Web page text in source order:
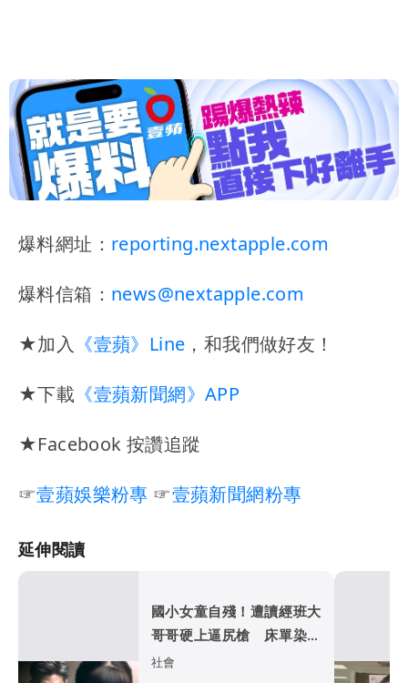
爆料網址： reporting.nextapple.com
爆料信箱： news@nextapple.com
★加入 《壹蘋》Line ，和我們做好友！
★下載 《壹蘋新聞網》APP
★Facebook 按讚追蹤
☞壹蘋娛樂粉專 ☞壹蘋新聞網粉專
延伸閱讀
國小女童自殘！遭讀經班大
哥哥硬上逼尻槍 床單染血
他急清洗滅證
社會